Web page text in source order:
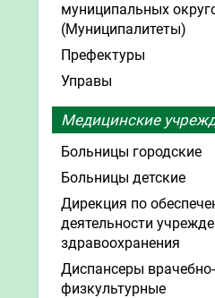
муниципальных
(Муниципалитеты)
Префектуры
Управы
Медицинские
Больницы городские
Больницы детские
Дирекция по
деятельности
здравоохранения
Диспансеры врачебно-
физкультурные